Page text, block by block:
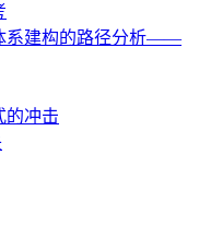
系建构的路径分析——
的冲击